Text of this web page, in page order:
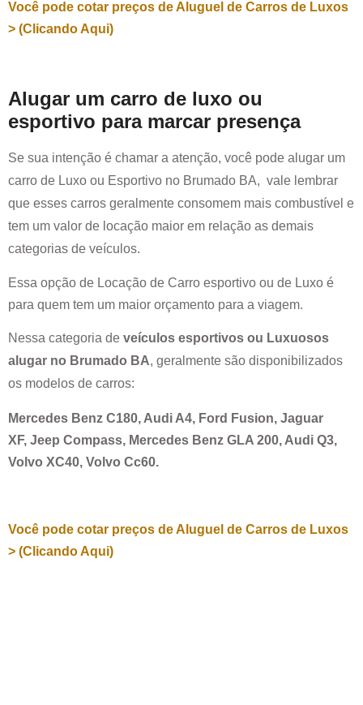
Você pode cotar preços de Aluguel de Carros de Luxos
> (Clicando Aqui)
Alugar um carro de luxo ou
esportivo para marcar presença
Se sua intenção é chamar a atenção, você pode alugar um
carro de Luxo ou Esportivo no Brumado BA, vale lembrar
que esses carros geralmente consomem mais combustível e
tem um valor de locação maior em relação as demais
categorias de veículos.
Essa opção de Locação de Carro esportivo ou de Luxo é
para quem tem um maior orçamento para a viagem.
Nessa categoria de veículos esportivos ou Luxuosos
alugar no Brumado BA, geralmente são disponibilizados
os modelos de carros:
Mercedes Benz C180, Audi A4, Ford Fusion, Jaguar
XF, Jeep Compass, Mercedes Benz GLA 200, Audi Q3,
Volvo XC40, Volvo Cc60.
Você pode cotar preços de Aluguel de Carros de Luxos
> (Clicando Aqui)